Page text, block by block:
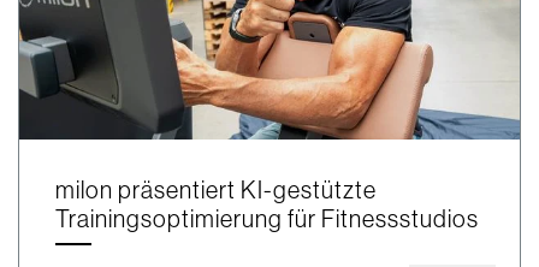
milon präsentiert KI-gestützte
Trainingsoptimierung für Fitnessstudios